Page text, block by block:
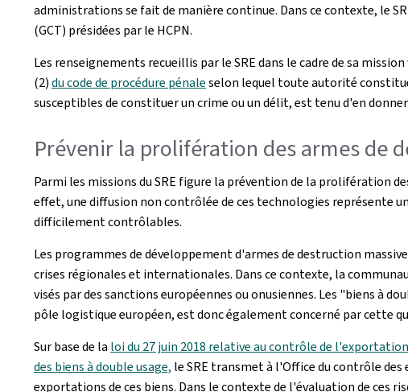
administrations se fait de manière continue. Dans ce contexte, le
(GCT) présidées par le HCPN.
Les renseignements recueillis par le SRE dans le cadre de sa
(2)du code de procédure pénaleselon lequel toute autorité
susceptibles de constituer un crime ou un délit, est tenu d'en
Prévenir la prolifération des armes de
Parmi les missions du SRE figure la prévention de la prolifération
effet, une diffusion non contrôlée de ces technologies représente
difficilement contrôlables.
Les programmes de développement d'armes de destruction
crises régionales et internationales. Dans ce contexte, la
visés par des sanctions européennes ou onusiennes. Les "biens à
pôle logistique européen, est donc également concerné par cette
Sur base de la loi du 27 juin 2018 relative au contrôle de
des biens à double usage, le SRE transmet à l'Office du contrôle
exportations de ces biens. Dans le contexte de l'évaluation de ces